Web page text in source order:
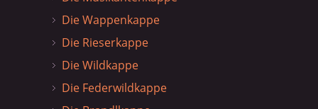
Die Wappenkappe
Die Rieserkappe
Die Wildkappe
Die Federwildkappe